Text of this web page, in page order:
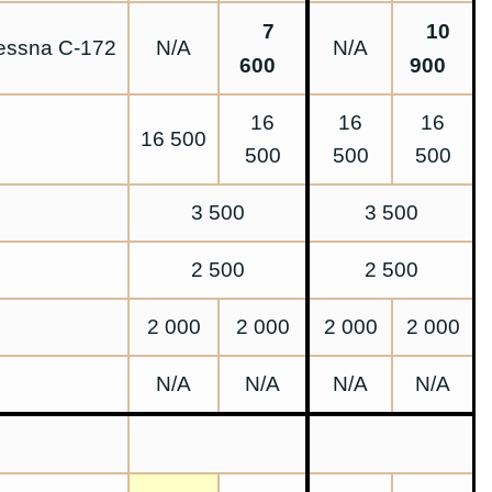
C-172 N/A
7
600
N/A
10
900
16 500
16
500
16
500
16
500
3 500 3 500
2 500 2 500
2 000 2 000 2 000 2 000
N/A N/A N/A N/A